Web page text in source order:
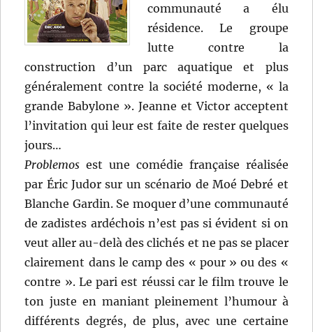
communauté a élu
résidence. Le groupe
lutte contre la
construction d’un parc aquatique et plus
généralement contre la société moderne, « la
grande Babylone ». Jeanne et Victor acceptent
l’invitation qui leur est faite de rester quelques
jours…
Problemos est une comédie française réalisée
par Éric Judor sur un scénario de Moé Debré et
Blanche Gardin. Se moquer d’une communauté
de zadistes ardéchois n’est pas si évident si on
veut aller au-delà des clichés et ne pas se placer
clairement dans le camp des « pour » ou des «
contre ». Le pari est réussi car le film trouve le
ton juste en maniant pleinement l’humour à
différents degrés, de plus, avec une certaine